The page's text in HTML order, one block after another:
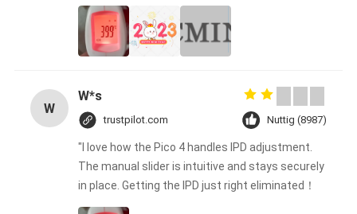
W
W*s
trustpilot.com Nuttig (8987)
"I love how the Pico 4 handles IPD adjustment.
The manual slider is intuitive and stays securely
in place. Getting the IPD just right eliminated！